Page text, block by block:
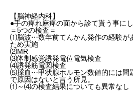
【脳神経内科】
●手の痺れ麻痺の面から診て貰う事に
＝5つの検査＝
⑴脳波⋯数年前てんかん発作の経験が
ため実施
⑵MR
⑶体制感覚誘発電位電気検査
⑷誘発筋電図検査
⑸採血⋯甲状腺ホルモン数値的には問
で原因はないと言う所見。
⑴～⑷の検査結果についても異常なし